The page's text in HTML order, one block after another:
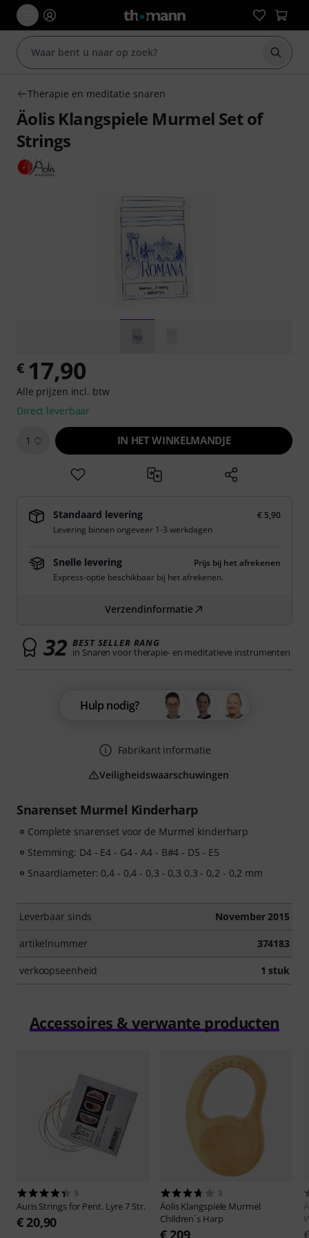
Zoek
Therapie en meditatie snaren
Äolis Klangspiele Murmel Set of
Strings
Snarenset Murmel Kinderharp
Complete snarenset voor de Murmel kinderharp
Stemming: D4 - E4 - G4 - A4 - B#4 - D5 - E5
Snaardiameter: 0,4 - 0,4 - 0,3 - 0,3 0,3 - 0,2 - 0,2 mm
Leverbaar sinds November 2015
artikelnummer 374183
verkoopseenheid 1 stuk
€ 17,90
Alle prijzen incl. btw
Direct leverbaar
1 IN HET WINKELMANDJE
Standaard levering
€ 5,90
Levering binnen ongeveer 1-3 werkdagen
Snelle levering
Prijs bij het afrekenen
Express-optie beschikbaar bij het afrekenen.
Verzendinformatie
32 BEST SELLER RANG
in Snaren voor therapie- en meditatieve instrumenten
Hulp nodig?
Fabrikant informatie
Veiligheidswaarschuwingen
Accessoires & verwante producten
5
AurisStrings for Pent. Lyre 7 Str.
€ 20,90
3
Äolis Klangspiele Murmel
Children`s Harp
€ 209